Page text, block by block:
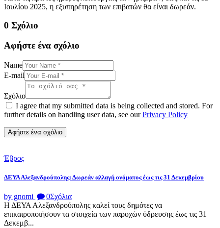
Ιουλίου 2025, η εξυπηρέτηση των επιβατών θα είναι δωρεάν.
0 Σχόλιο
Αφήστε ένα σχόλιο
Name
E-mail
Σχόλιο
I agree that my submitted data is being collected and stored. For
further details on handling user data, see ourPrivacy Policy
Έβρος
ΔΕΥΑ Αλεξανδρούπολης: Δωρεάν αλλαγή ονόματος έως τις 31 Δεκεμβρίου
by gnomi 0Σχόλια
Η ΔΕΥΑ Αλεξανδρούπολης καλεί τους δημότες να
επικαιροποιήσουν τα στοιχεία των παροχών ύδρευσης έως τις 31
Δεκεμβ...